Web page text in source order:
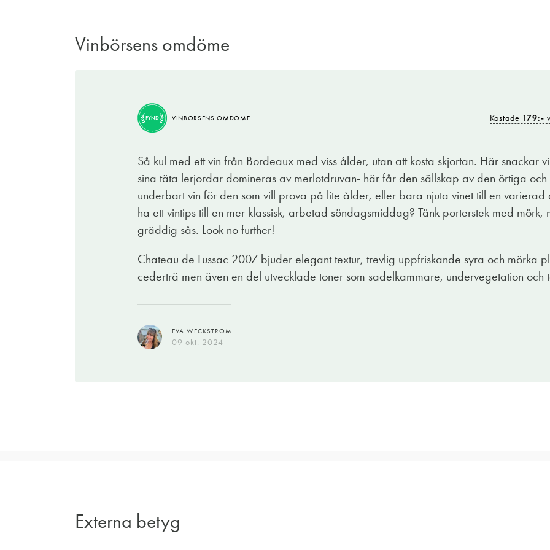
Vinbörsens omdöme
FYND VINBÖRSENS OMDÖME Kostade 179:-
Så kul med ett vin från Bordeaux med viss ålder, utan att kosta skjortan. Här snackar
sina täta lerjordar domineras av merlotdruvan- här får den sällskap av den örtiga
underbart vin för den som vill prova på lite ålder, eller bara njuta vinet till en varierad
ha ett vintips till en mer klassisk, arbetad söndagsmiddag? Tänk porterstek med mörk,
gräddig sås. Look no further!
Chateau de Lussac 2007 bjuder elegant textur, trevlig uppfriskande syra och mörka
cederträ men även en del utvecklade toner som sadelkammare, undervegetation och
EVA WECKSTRÖM
09 okt. 2024
Externa betyg